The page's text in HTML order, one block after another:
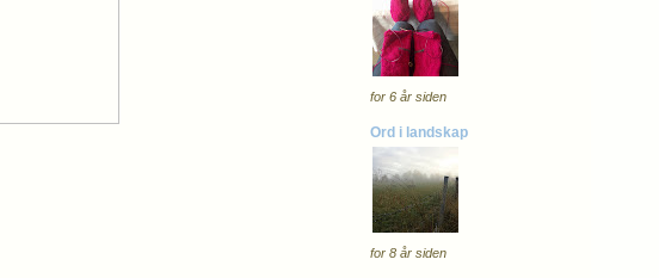
for 6 år siden
Ord i landskap
for 8 år siden